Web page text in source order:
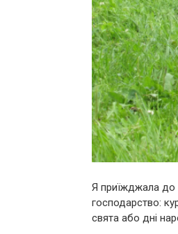
Я приїжджала до
господарство:
свята або дні